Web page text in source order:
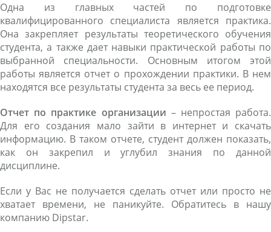
Одна из главных частей по подготовке
квалифицированного специалиста является практика.
Она закрепляет результаты теоретического обучения
студента, а также дает навыки практической работы по
выбранной специальности. Основным итогом этой
работы является отчет о прохождении практики. В нем
находятся все результаты студента за весь ее период.
Отчет по практике организации – непростая работа.
Для его создания мало зайти в интернет и скачать
информацию. В таком отчете, студент должен показать,
как он закрепил и углубил знания по данной
дисциплине.
Если у Вас не получается сделать отчет или просто не
хватает времени, не паникуйте. Обратитесь в нашу
компанию Dipstar.